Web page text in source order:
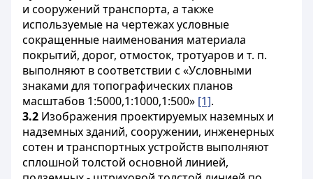
и сооружений транспорта, а также
используемые на чертежах условные
сокращенные наименования материала
покрытий, дорог, отмосток, тротуаров и т. п.
выполняют в соответствии с «Условными
знаками для топографических планов
масштабов 1:5000,1:1000,1:500» [1].
3.2 Изображения проектируемых наземных и
надземных зданий, сооружении, инженерных
сотен и транспортных устройств выполняют
сплошной толстой основной линией,